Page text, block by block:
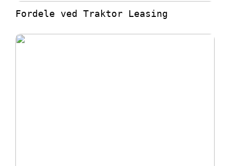
Fordele ved Traktor Leasing